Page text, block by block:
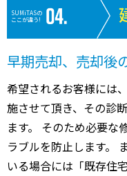
猫実 4,100 万円
SUMiTASの
ここが違う!
早期売却、売却後
希望されるお客様には
施させて頂き、その診
ます。 そのため必要な
ラブルを防止します。
いる場合には「既存住